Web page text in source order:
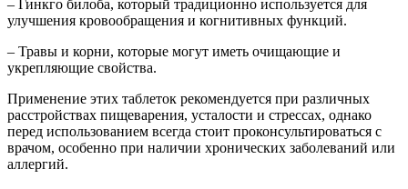
– Гинкго билоба, который традиционно используется для
улучшения кровообращения и когнитивных функций.
– Травы и корни, которые могут иметь очищающие и
укрепляющие свойства.
Применение этих таблеток рекомендуется при различных
расстройствах пищеварения, усталости и стрессах, однако
перед использованием всегда стоит проконсультироваться с
врачом, особенно при наличии хронических заболеваний или
аллергий.